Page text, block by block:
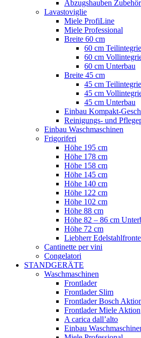
Abzugshauben Zubehör
Lavastoviglie
Miele ProfiLine
Miele Professional
Breite 60 cm
60 cm
60 cm
60 cm Unterbau
Breite 45 cm
45 cm
45 cm
45 cm Unterbau
Einbau Kompakt-
Reinigungs- und
Einbau Waschmaschinen
Frigoriferi
Höhe 195 cm
Höhe 178 cm
Höhe 158 cm
Höhe 145 cm
Höhe 140 cm
Höhe 122 cm
Höhe 102 cm
Höhe 88 cm
Höhe 82 – 86 cm
Höhe 72 cm
Liebherr
Cantinette per vini
Congelatori
STANDGERÄTE
Waschmaschinen
Frontlader
Frontlader Slim
Frontlader Bosch
Frontlader Miele Aktion
A carica dall’alto
Einbau